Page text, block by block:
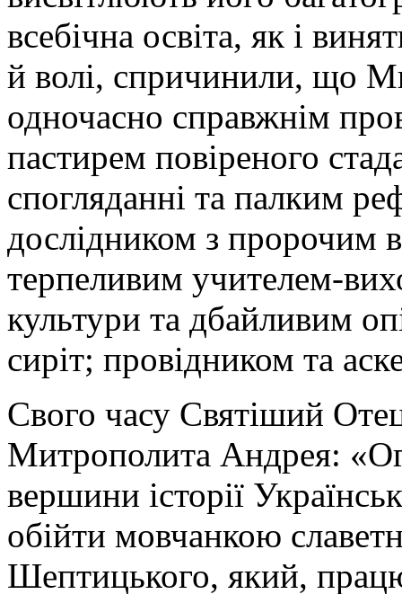
всебічна освіта, як і
й волі, спричинили, що
одночасно справжнім
пастирем повіреного
спогляданні та палким
дослідником з пророчим
терпеливим учителем-
культури та дбайливим
сиріт; провідником та
Свого часу Святіший
Митрополита Андрея:
вершини історії
обійти мовчанкою
Шептицького, який,